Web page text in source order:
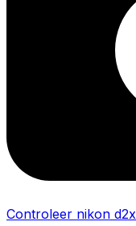
Controleer nikon